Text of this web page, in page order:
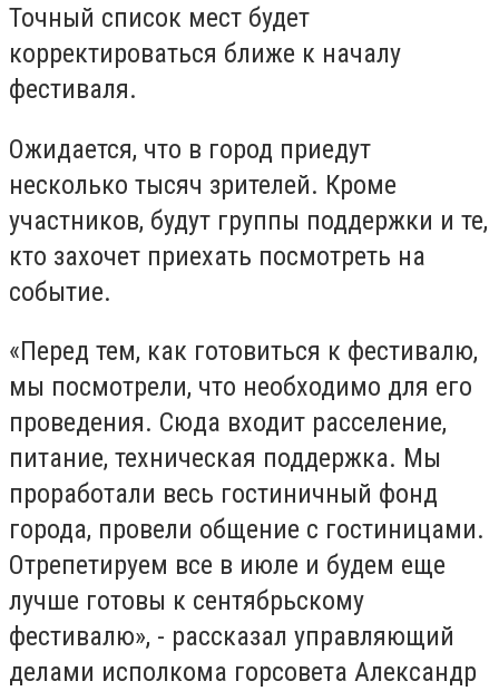
Точный список мест будет
корректироваться ближе к началу
фестиваля.
Ожидается, что в город приедут
несколько тысяч зрителей. Кроме
участников, будут группы поддержки и те,
кто захочет приехать посмотреть на
событие.
«Перед тем, как готовиться к фестивалю,
мы посмотрели, что необходимо для его
проведения. Сюда входит расселение,
питание, техническая поддержка. Мы
проработали весь гостиничный фонд
города, провели общение с гостиницами.
Отрепетируем все в июле и будем еще
лучше готовы к сентябрьскому
фестивалю», - рассказал управляющий
делами исполкома горсовета Александр